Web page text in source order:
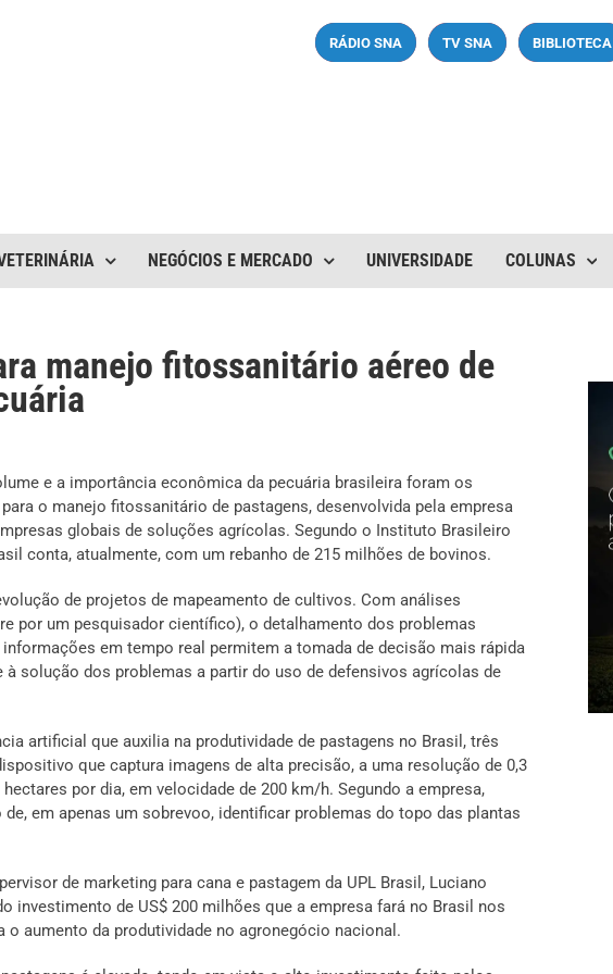
RÁDIO SNA TV SNA BIBLIOTECA
NEGÓCIOS E MERCADO UNIVERSIDADE COLUNAS
manejo fitossanitário aéreo de
e a importância econômica da pecuária brasileira foram os
o manejo fitossanitário de pastagens, desenvolvida pela empresa
globais de soluções agrícolas. Segundo o Instituto Brasileiro
conta, atualmente, com um rebanho de 215 milhões de bovinos.
de projetos de mapeamento de cultivos. Com análises
por um pesquisador científico), o detalhamento dos problemas
em tempo real permitem a tomada de decisão mais rápida
solução dos problemas a partir do uso de defensivos agrícolas de
artificial que auxilia na produtividade de pastagens no Brasil, três
que captura imagens de alta precisão, a uma resolução de 0,3
por dia, em velocidade de 200 km/h. Segundo a empresa,
em apenas um sobrevoo, identificar problemas do topo das plantas
de marketing para cana e pastagem da UPL Brasil, Luciano
investimento de US$ 200 milhões que a empresa fará no Brasil nos
aumento da produtividade no agronegócio nacional.